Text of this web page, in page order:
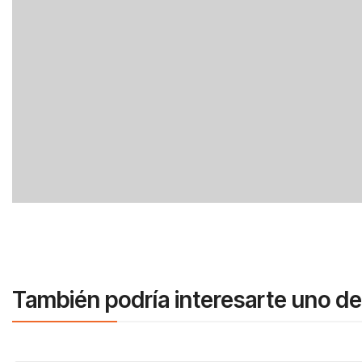
También podría interesarte uno